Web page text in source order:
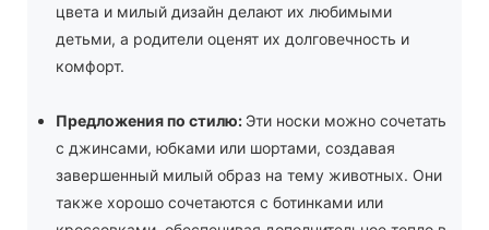
цвета и милый дизайн делают их любимыми
детьми, а родители оценят их долговечность и
комфорт.
Предложения по стилю: Эти носки можно сочетать
с джинсами, юбками или шортами, создавая
завершенный милый образ на тему животных. Они
также хорошо сочетаются с ботинками или